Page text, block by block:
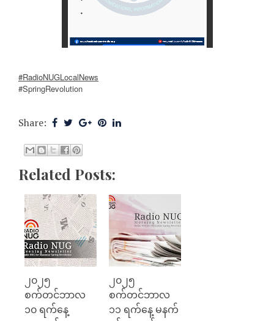
#RadioNUGLocalNews
#SpringRevolution
Share:
Related Posts:
၂၀၂၅
စက်တင်ဘာလ
၁၀ ရက်နေ့
၂၀၂၅
စက်တင်ဘာလ
၁၁ ရက်နေ့ မနက်